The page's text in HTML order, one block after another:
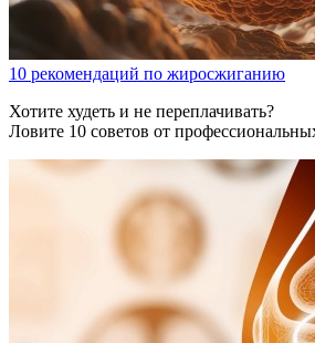
10 рекомендаций по жиросжиганию
Хотите худеть и не переплачивать?
Ловите 10 советов от